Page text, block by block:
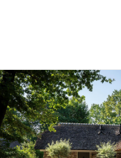
Product Prijs vanaf €
Product Type vakantie